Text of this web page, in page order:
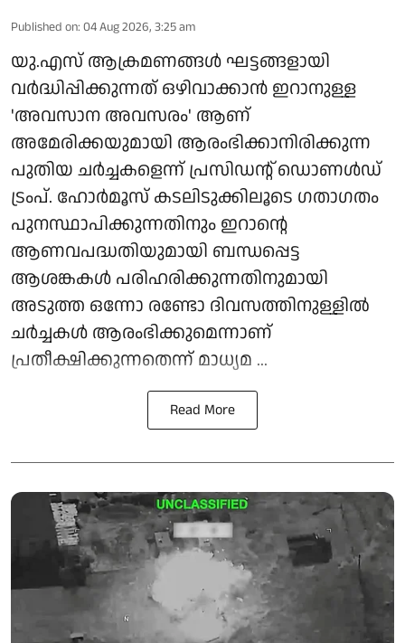
Published on: 04 Aug 2026, 3:25 am
യു.എസ് ആക്രമണങ്ങള്‍ ഘട്ടങ്ങളായി
വര്‍ദ്ധിപ്പിക്കുന്നത് ഒഴിവാക്കാന്‍ ഇറാനുള്ള
'അവസാന അവസരം' ആണ്
അമേരിക്കയുമായി ആരംഭിക്കാനിരിക്കുന്ന
പുതിയ ചര്‍ച്ചകളെന്ന് പ്രസിഡന്റ് ഡൊണള്‍ഡ്
ട്രംപ്. ഹോര്‍മൂസ് കടലിടുക്കിലൂടെ ഗതാഗതം
പുനസ്ഥാപിക്കുന്നതിനും ഇറാന്റെ
ആണവപദ്ധതിയുമായി ബന്ധപ്പെട്ട
ആശങ്കകള്‍ പരിഹരിക്കുന്നതിനുമായി
അടുത്ത ഒന്നോ രണ്ടോ ദിവസത്തിനുള്ളില്‍
ചര്‍ച്ചകള്‍ ആരംഭിക്കുമെന്നാണ്
പ്രതീക്ഷിക്കുന്നതെന്ന് മാധ്യമ ...
Read More